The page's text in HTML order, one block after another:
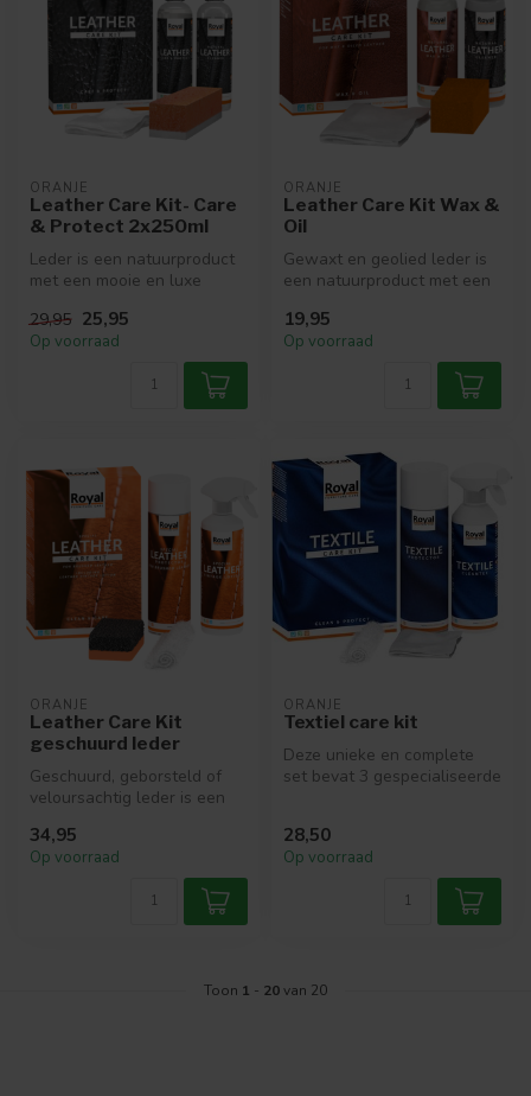
ORANJE
Leather Care Kit- Care
& Protect 2x250ml
Leder is een natuurproduct
met een mooie en luxe
mooi e...
29,95 25,95
Op voorraad
ORANJE
Leather Care Kit Wax &
Oil
Gewaxt en geolied leder is
een natuurproduct met een
19,95
Op voorraad
ORANJE
Leather Care Kit
geschuurd leder
Geschuurd, geborsteld of
veloursachtig leder is een
lede...
34,95
Op voorraad
ORANJE
Textiel care kit
Deze unieke en complete
set bevat 3 gespecialiseerde
28,50
Op voorraad
Toon 1 - 20van 20